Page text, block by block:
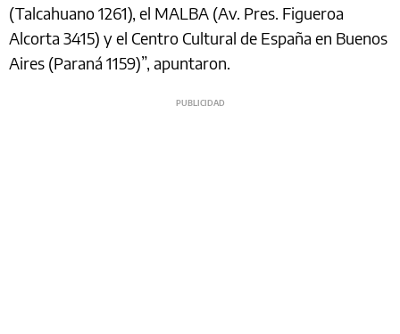
(Talcahuano 1261), el MALBA (Av. Pres. Figueroa
Alcorta 3415) y el Centro Cultural de España en Buenos
Aires (Paraná 1159)”, apuntaron.